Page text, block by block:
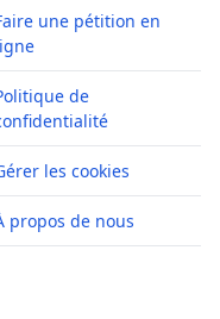
une pétition en
de
les cookies
propos de nous